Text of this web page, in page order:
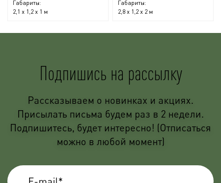
Габариты:
2,1 x 1,2 x 1 м
Габариты:
2,8 x 1,2 x 2 м
Подпишись на рассылку
Рассказываем о новинках и акциях.
Присылать письма будем раз в 2 недели.
Подпишитесь, будет интересно! (Отписаться
можно в любой момент)